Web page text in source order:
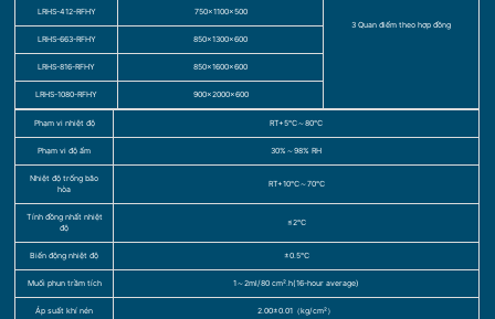
3 Quan điểm theo hợp đồng
LRHS-412-RFHY 750×1100×500
LRHS-663-RFHY 850×1300×600
LRHS-816-RFHY 850×1600×600
LRHS-1080-RFHY 900×2000×600
Phạm vi nhiệt độ RT+5℃～80℃
Phạm vi độ ẩm 30%～98% RH
Nhiệt độ trống bão
hòa
RT+10℃～70℃
Tính đồng nhất nhiệt
độ
≤2℃
Biến động nhiệt độ ±0.5℃
Muối phun trầm tích 1～2ml/80 cm².h(16-hour average)
Áp suất khí nén 2.00±0.01（kg/cm²）